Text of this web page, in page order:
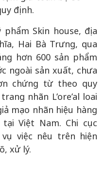
định.
Skin house, địa
Hai Bà Trưng, qua
hơn 600 sản phẩm
ngoài sản xuất, chưa
chứng từ theo quy
nhãn L’ore’al loai
mạo nhãn hiệu hàng
Việt Nam. Chi cục
việc nêu trên hiện
xử lý.